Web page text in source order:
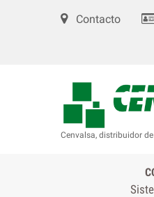
Contacto
Cenvalsa, distribuidor